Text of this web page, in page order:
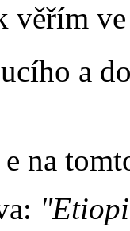
věřím
a
na